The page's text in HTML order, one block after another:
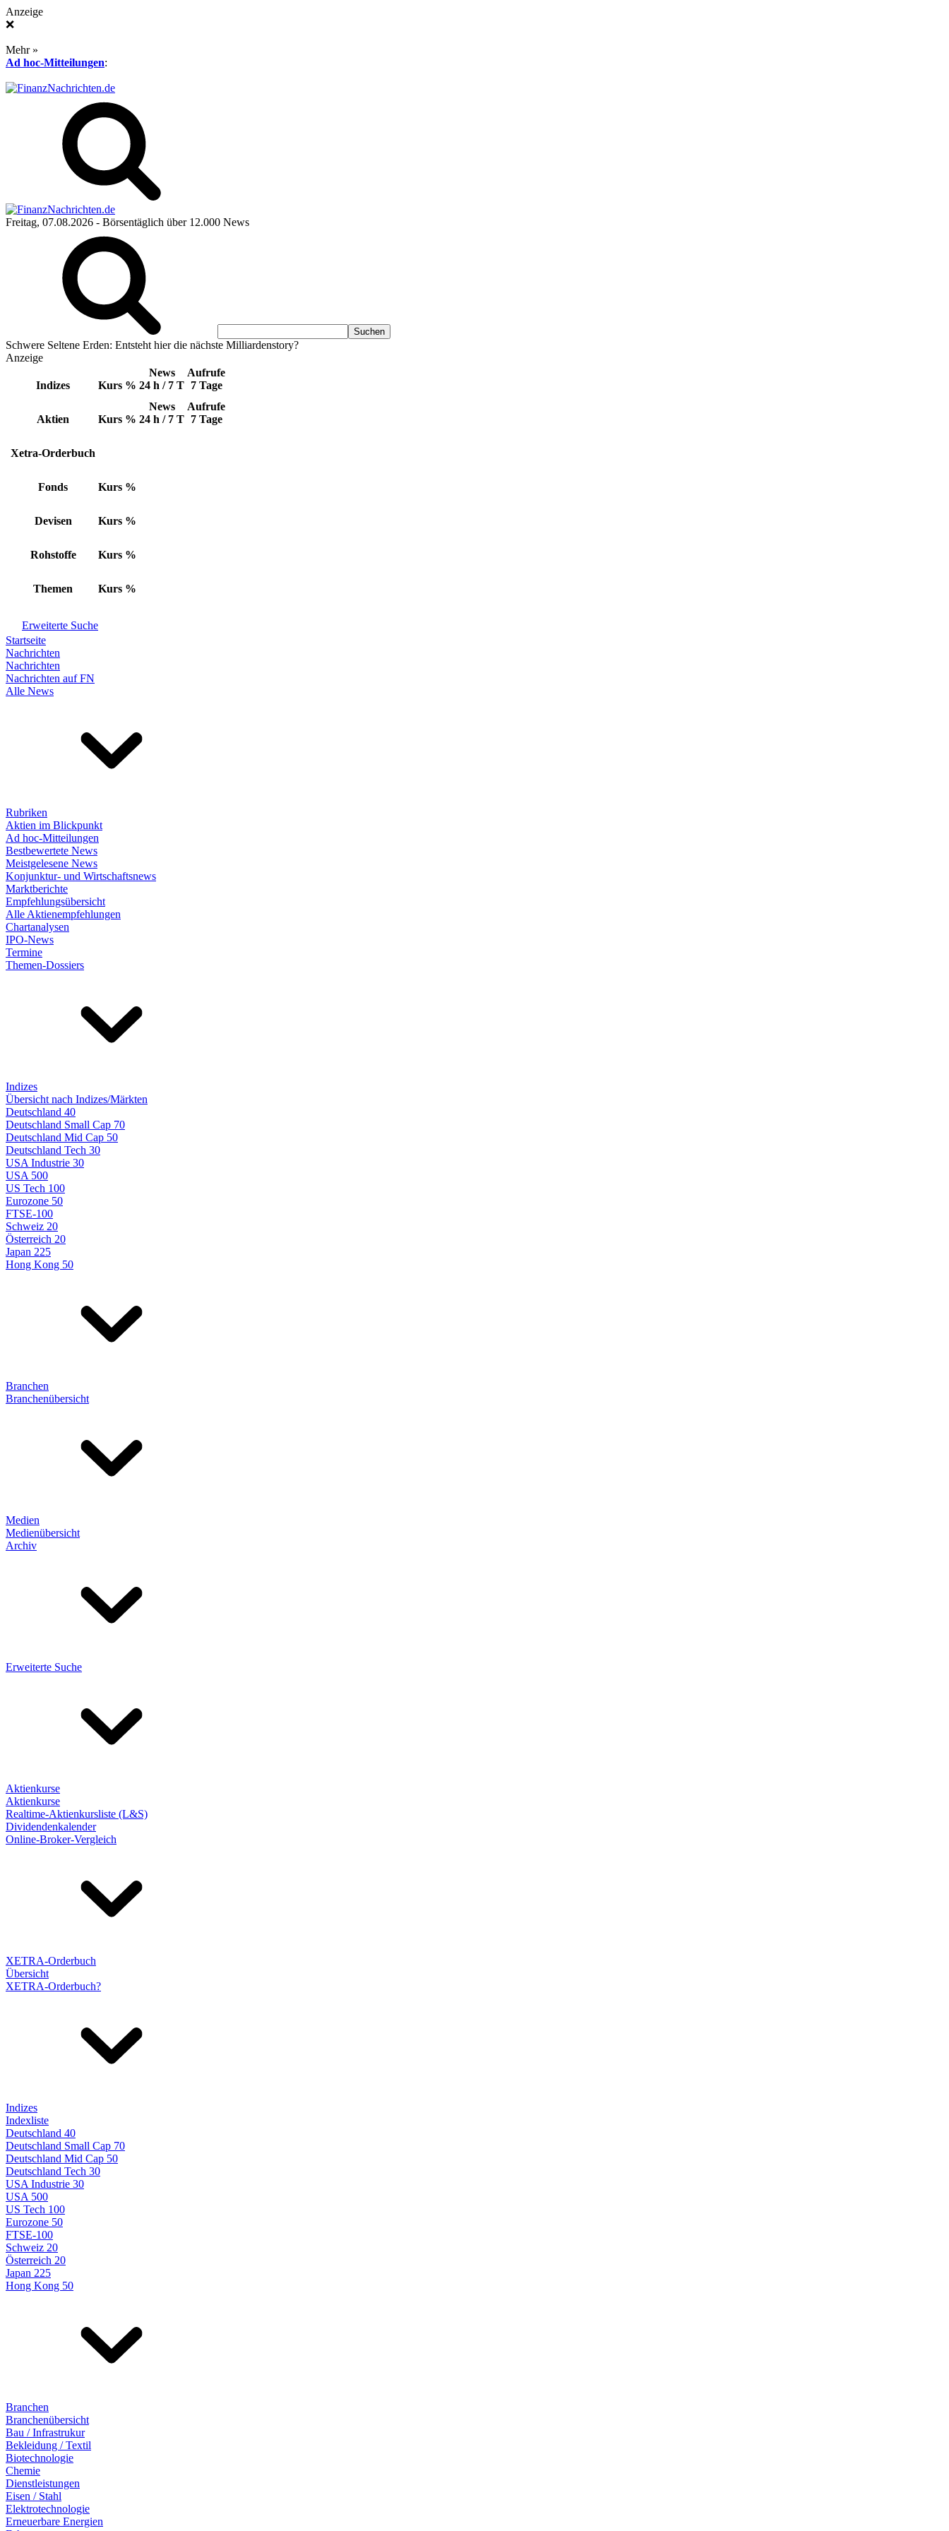
Anzeige
❌
Mehr »
Ad hoc-Mitteilungen:
Freitag, 07.08.2026 - Börsentäglich über 12.000 News
Schwere Seltene Erden: Entsteht hier die nächste Milliardenstory?
Anzeige
Indizes Kurs %
News
24 h / 7 T
Aufrufe
7 Tage
Aktien Kurs %
News
24 h / 7 T
Aufrufe
7 Tage
Xetra-Orderbuch
Fonds Kurs %
Devisen Kurs %
Rohstoffe Kurs %
Themen Kurs %
Erweiterte Suche
Startseite
Nachrichten
Nachrichten
Nachrichten auf FN
Alle News
Rubriken
Aktien im Blickpunkt
Ad hoc-Mitteilungen
Bestbewertete News
Meistgelesene News
Konjunktur- und Wirtschaftsnews
Marktberichte
Empfehlungsübersicht
Alle Aktienempfehlungen
Chartanalysen
IPO-News
Termine
Themen-Dossiers
Indizes
Übersicht nach Indizes/Märkten
Deutschland 40
Deutschland Small Cap 70
Deutschland Mid Cap 50
Deutschland Tech 30
USA Industrie 30
USA 500
US Tech 100
Eurozone 50
FTSE-100
Schweiz 20
Österreich 20
Japan 225
Hong Kong 50
Branchen
Branchenübersicht
Medien
Medienübersicht
Archiv
Erweiterte Suche
Aktienkurse
Aktienkurse
Realtime-Aktienkursliste (L&S)
Dividendenkalender
Online-Broker-Vergleich
XETRA-Orderbuch
Übersicht
XETRA-Orderbuch?
Indizes
Indexliste
Deutschland 40
Deutschland Small Cap 70
Deutschland Mid Cap 50
Deutschland Tech 30
USA Industrie 30
USA 500
US Tech 100
Eurozone 50
FTSE-100
Schweiz 20
Österreich 20
Japan 225
Hong Kong 50
Branchen
Branchenübersicht
Bau / Infrastrukur
Bekleidung / Textil
Biotechnologie
Chemie
Dienstleistungen
Eisen / Stahl
Elektrotechnologie
Erneuerbare Energien